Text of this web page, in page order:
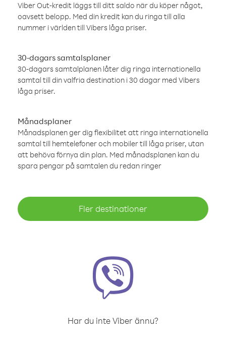
Viber Out-kredit läggs till ditt saldo när du köper något,
oavsett belopp. Med din kredit kan du ringa till alla
nummer i världen till Vibers låga priser.
30-dagars samtalsplaner
30-dagars samtalplanen låter dig ringa internationella
samtal till din valfria destination i 30 dagar med Vibers
låga priser.
Månadsplaner
Månadsplanen ger dig flexibilitet att ringa internationella
samtal till hemtelefoner och mobiler till låga priser, utan
att behöva förnya din plan. Med månadsplanen kan du
spara pengar på samtalen du redan ringer
Fler destinationer
Har du inte Viber ännu?